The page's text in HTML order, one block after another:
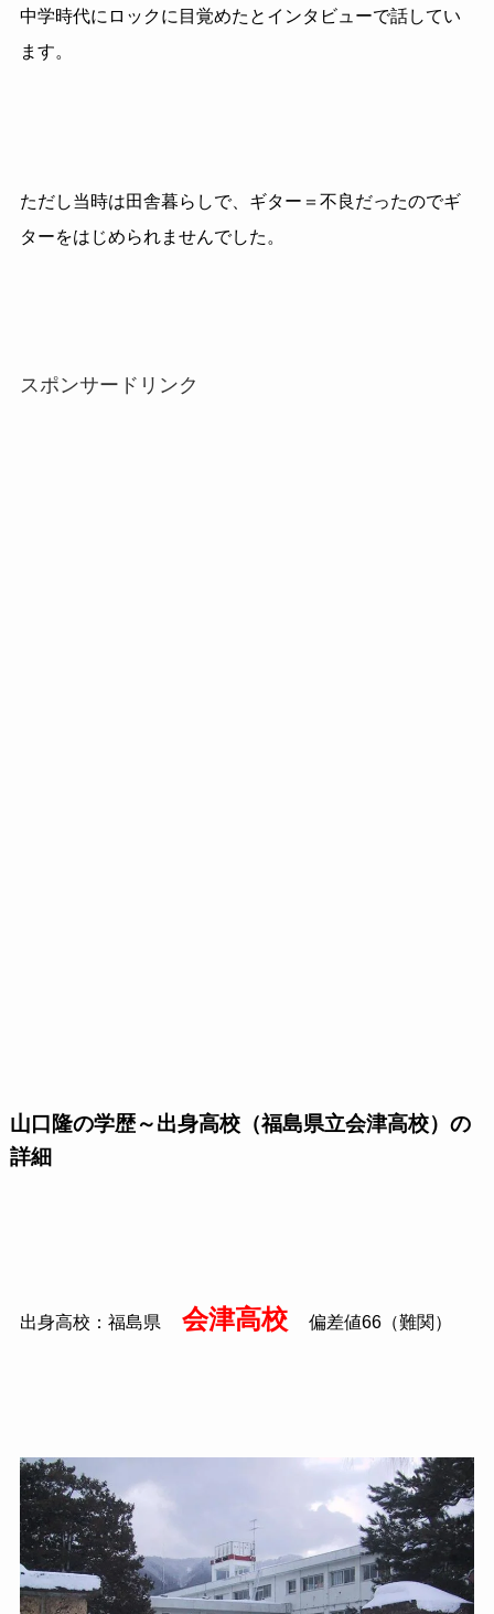
中学時代にロックに目覚めたとインタビューで話してい
ます。
ただし当時は田舎暮らしで、ギター＝不良だったのでギ
ターをはじめられませんでした。
スポンサードリンク
山口隆の学歴～出身高校（福島県立会津高校）の
詳細
出身高校：福島県 会津高校 偏差値66（難関）